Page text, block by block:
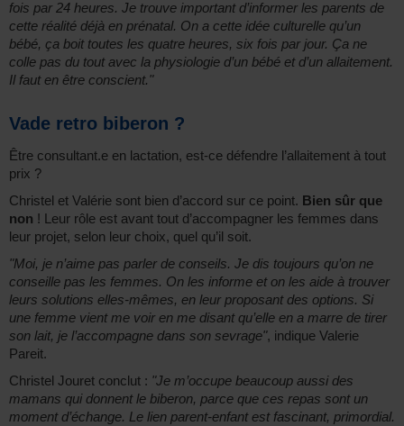
fois par 24 heures. Je trouve important d’informer les parents de
cette réalité déjà en prénatal. On a cette idée culturelle qu’un
bébé, ça boit toutes les quatre heures, six fois par jour. Ça ne
colle pas du tout avec la physiologie d’un bébé et d’un allaitement.
Il faut en être conscient."
Vade retro biberon ?
Être consultant.e en lactation, est-ce défendre l’allaitement à tout
prix ?
Christel et Valérie sont bien d’accord sur ce point. Bien sûr que
non ! Leur rôle est avant tout d’accompagner les femmes dans
leur projet, selon leur choix, quel qu’il soit.
"Moi, je n’aime pas parler de conseils. Je dis toujours qu’on ne
conseille pas les femmes. On les informe et on les aide à trouver
leurs solutions elles-mêmes, en leur proposant des options. Si
une femme vient me voir en me disant qu’elle en a marre de tirer
son lait, je l’accompagne dans son sevrage", indique Valerie
Pareit.
Christel Jouret conclut : "Je m’occupe beaucoup aussi des
mamans qui donnent le biberon, parce que ces repas sont un
moment d’échange. Le lien parent-enfant est fascinant, primordial.